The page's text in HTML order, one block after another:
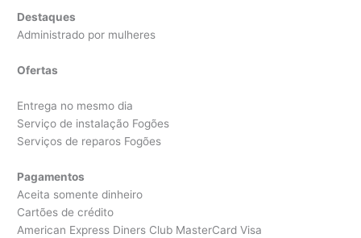
Destaques
Administrado por mulheres
Ofertas
Entrega no mesmo dia
Serviço de instalação Fogões
Serviços de reparos Fogões
Pagamentos
Aceita somente dinheiro
Cartões de crédito
American Express Diners Club MasterCard Visa